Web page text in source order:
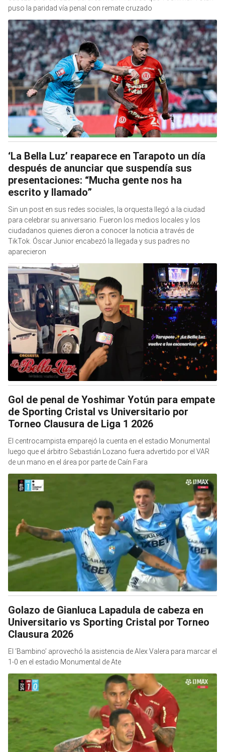
puso la paridad vía penal con remate cruzado
‘La Bella Luz’ reaparece en Tarapoto un día
después de anunciar que suspendía sus
presentaciones: “Mucha gente nos ha
escrito y llamado”
Sin un post en sus redes sociales, la orquesta llegó a la ciudad
para celebrar su aniversario. Fueron los medios locales y los
ciudadanos quienes dieron a conocer la noticia a través de
TikTok. Óscar Junior encabezó la llegada y sus padres no
aparecieron
Gol de penal de Yoshimar Yotún para empate
de Sporting Cristal vs Universitario por
Torneo Clausura de Liga 1 2026
El centrocampista emparejó la cuenta en el estadio Monumental
luego que el árbitro Sebastián Lozano fuera advertido por el VAR
de un mano en el área por parte de Caín Fara
Golazo de Gianluca Lapadula de cabeza en
Universitario vs Sporting Cristal por Torneo
Clausura 2026
El ‘Bambino’ aprovechó la asistencia de Alex Valera para marcar el
1-0 en el estadio Monumental de Ate